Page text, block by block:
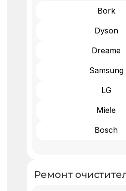
Bork
Dyson
Dreame
Samsung
LG
Miele
Bosch
Ремонт